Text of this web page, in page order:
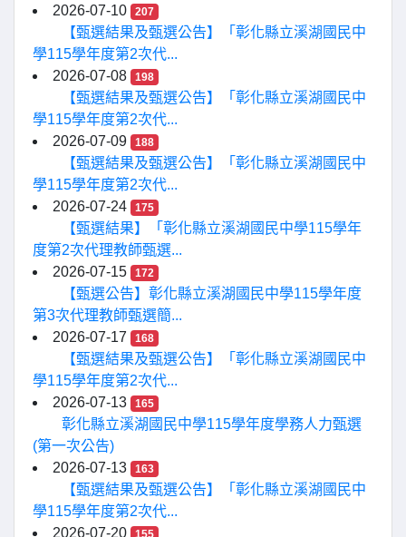
2026-07-10
207
【甄選結果及甄選公告】「彰化縣立溪湖國民中
學115學年度第2次代...
2026-07-08
198
【甄選結果及甄選公告】「彰化縣立溪湖國民中
學115學年度第2次代...
2026-07-09
188
【甄選結果及甄選公告】「彰化縣立溪湖國民中
學115學年度第2次代...
2026-07-24
175
【甄選結果】「彰化縣立溪湖國民中學115學年
度第2次代理教師甄選...
2026-07-15
172
【甄選公告】彰化縣立溪湖國民中學115學年度
第3次代理教師甄選簡...
2026-07-17
168
【甄選結果及甄選公告】「彰化縣立溪湖國民中
學115學年度第2次代...
2026-07-13
165
彰化縣立溪湖國民中學115學年度學務人力甄選
(第一次公告)
2026-07-13
163
【甄選結果及甄選公告】「彰化縣立溪湖國民中
學115學年度第2次代...
2026-07-20
155